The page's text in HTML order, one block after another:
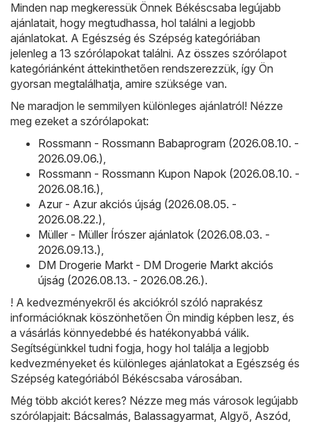
Minden nap megkeressük Önnek Békéscsaba legújabb
ajánlatait, hogy megtudhassa, hol találni a legjobb
ajánlatokat. A Egészség és Szépség kategóriában
jelenleg a 13 szórólapokat találni. Az összes szórólapot
kategóriánként áttekinthetően rendszerezzük, így Ön
gyorsan megtalálhatja, amire szüksége van.
Ne maradjon le semmilyen különleges ajánlatról! Nézze
meg ezeket a szórólapokat:
Rossmann - Rossmann Babaprogram (2026.08.10. -
2026.09.06.),
Rossmann - Rossmann Kupon Napok (2026.08.10. -
2026.08.16.),
Azur - Azur akciós újság (2026.08.05. -
2026.08.22.),
Müller - Müller Írószer ajánlatok (2026.08.03. -
2026.09.13.),
DM Drogerie Markt - DM Drogerie Markt akciós
újság (2026.08.13. - 2026.08.26.).
! A kedvezményekről és akciókról szóló naprakész
információknak köszönhetően Ön mindig képben lesz, és
a vásárlás könnyedebbé és hatékonyabbá válik.
Segítségünkkel tudni fogja, hogy hol találja a legjobb
kedvezményeket és különleges ajánlatokat a Egészség és
Szépség kategóriából Békéscsaba városában.
Még több akciót keres? Nézze meg más városok legújabb
szórólapjait: Bácsalmás, Balassagyarmat, Algyő, Aszód,